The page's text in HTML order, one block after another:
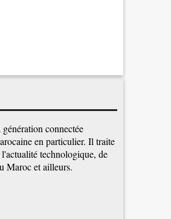
connectée
en particulier. Il traite
technologique, de
Maroc et ailleurs.